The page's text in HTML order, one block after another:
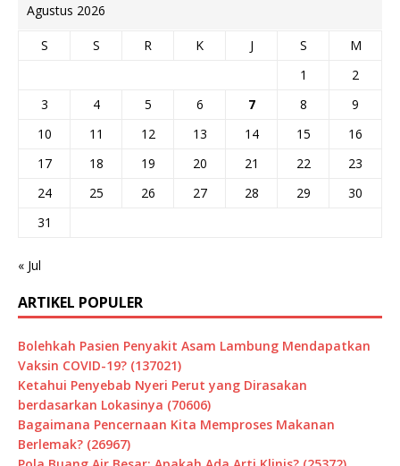
Agustus 2026
S S R K J S
M
1
2
3
4 5 6 7 8
9
10
11 12 13 14 15
16
17
18 19 20 21 22
23
24
25 26 27 28 29
30
31
« Jul
ARTIKEL POPULER
Bolehkah Pasien Penyakit Asam Lambung Mendapatkan
Vaksin COVID-19? (137021)
Ketahui Penyebab Nyeri Perut yang Dirasakan
berdasarkan Lokasinya (70606)
Bagaimana Pencernaan Kita Memproses Makanan
Berlemak? (26967)